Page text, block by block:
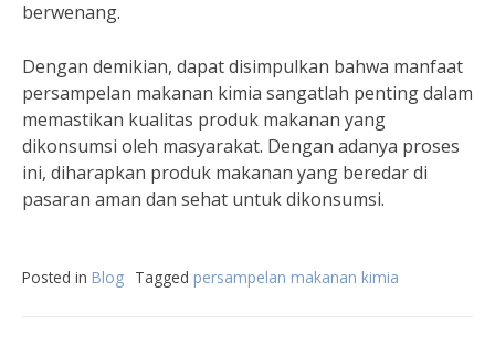
berwenang.
Dengan demikian, dapat disimpulkan bahwa manfaat
persampelan makanan kimia sangatlah penting dalam
memastikan kualitas produk makanan yang
dikonsumsi oleh masyarakat. Dengan adanya proses
ini, diharapkan produk makanan yang beredar di
pasaran aman dan sehat untuk dikonsumsi.
Posted in Blog Tagged persampelan makanan kimia